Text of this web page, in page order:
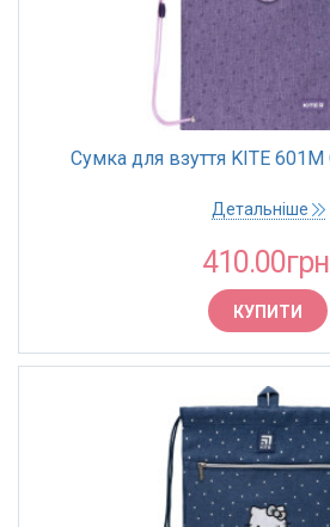
Сумка для взуття KITE
Детальніше
КУПИТИ